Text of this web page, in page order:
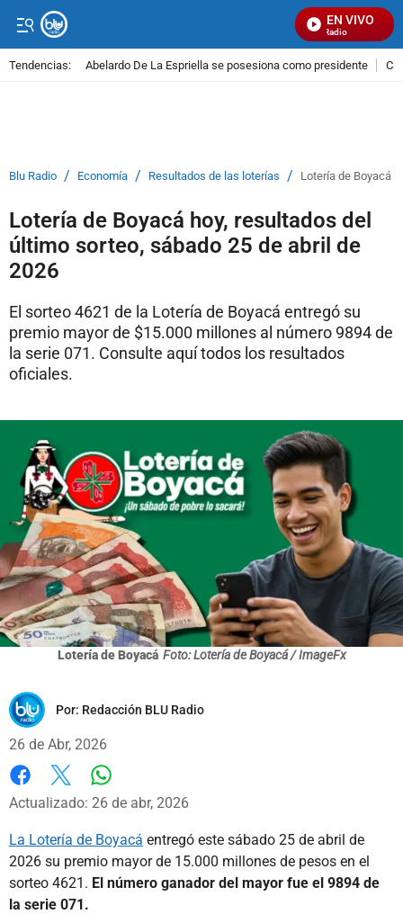
EN VIVO
Señal Visual Radio
Tendencias: Abelardo De La Espriella se posesiona como presidente
Blu Radio / Economía / Resultados de las loterías / Lotería de Boyacá
Lotería de Boyacá hoy, resultados del
último sorteo, sábado 25 de abril de
2026
El sorteo 4621 de la Lotería de Boyacá entregó su
premio mayor de $15.000 millones al número 9894 de
la serie 071. Consulte aquí todos los resultados
oficiales.
Lotería de Boyacá Foto: Lotería de Boyacá / ImageFx
Por: Redacción BLU Radio
26 de Abr, 2026
Facebook
X
Actualizado: 26 de abr, 2026
La Lotería de Boyacá entregó este sábado 25 de abril de
2026 su premio mayor de 15.000 millones de pesos en el
sorteo 4621. El número ganador del mayor fue el 9894 de
la serie 071.